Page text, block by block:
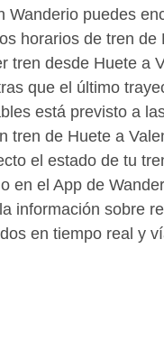
Wanderio puedes
horarios de tren de
tren desde Huete a
que el último
está previsto a
tren de Huete a
el estado de tu
en el App de
información sobre
en tiempo real y